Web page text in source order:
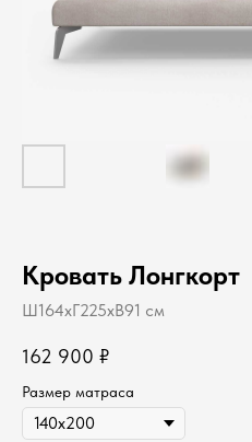
Кровать Лонгкорт
Ш164хГ225хВ91 см
162 900 ₽
Размер матраса